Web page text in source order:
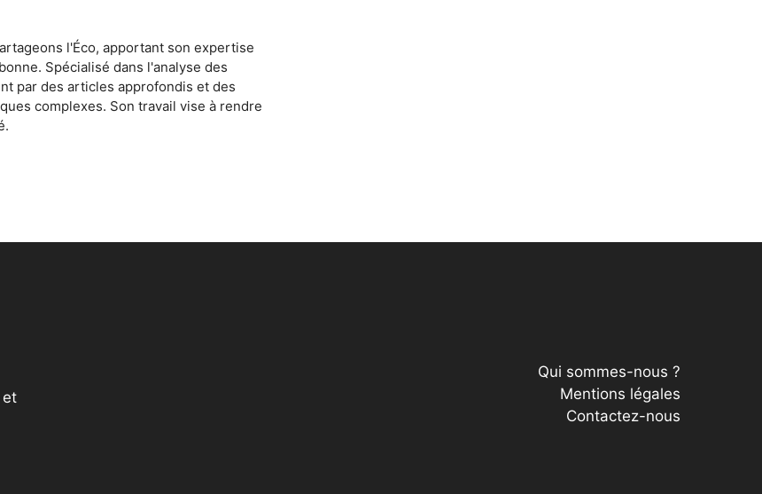
l'Éco, apportant son expertise
Spécialisé dans l'analyse des
par des articles approfondis et des
complexes. Son travail vise à rendre
et
Qui sommes-nous ?
Mentions légales
Contactez-nous